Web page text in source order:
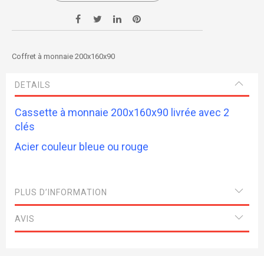
Coffret à monnaie 200x160x90
DETAILS
Cassette à monnaie 200x160x90 livrée avec 2
clés
Acier couleur bleue ou rouge
PLUS D’INFORMATION
AVIS